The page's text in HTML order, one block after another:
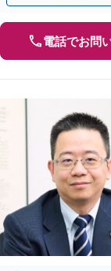
電話でお問